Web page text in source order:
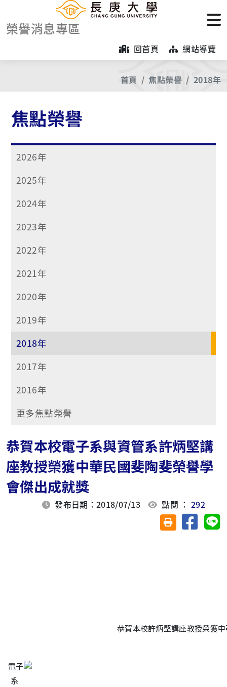
榮譽消息專區
回首頁 網站導覽
首頁 焦點榮譽 2018年
焦點榮譽
2026年
2025年
2024年
2023年
2022年
2021年
2020年
2019年
2018年
2017年
2016年
更多焦點榮譽
恭賀本校電子系與資管系許炳堅講
座教授榮獲中華民國斐陶斐榮譽學
會傑出成就獎
發布日期：2018/07/13 點閱 ：292
友善列印(另開視
分享至
電子
系
恭賀本校許炳堅講座教授榮獲